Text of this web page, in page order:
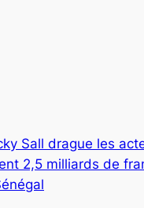
Sall drague les
2,5 milliards de